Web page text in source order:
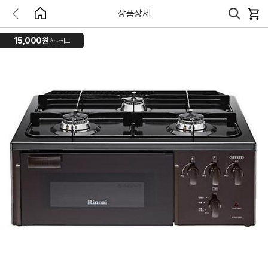
상품상세
15,000원 하나카드